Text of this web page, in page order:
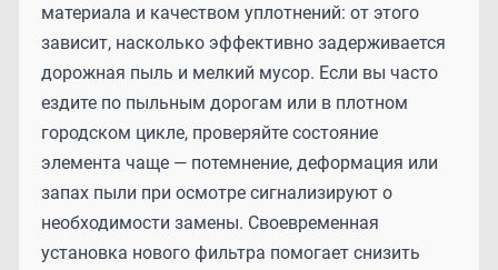
материала и качеством уплотнений: от этого
зависит, насколько эффективно задерживается
дорожная пыль и мелкий мусор. Если вы часто
ездите по пыльным дорогам или в плотном
городском цикле, проверяйте состояние
элемента чаще — потемнение, деформация или
запах пыли при осмотре сигнализируют о
необходимости замены. Своевременная
установка нового фильтра помогает снизить